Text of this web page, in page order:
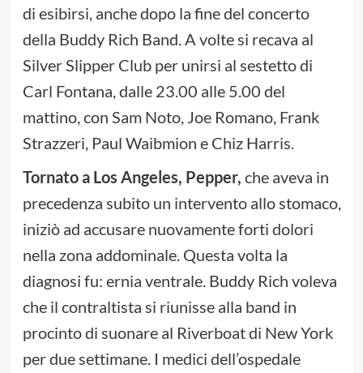
di esibirsi, anche dopo la fine del concerto
della Buddy Rich Band. A volte si recava al
Silver Slipper Club per unirsi al sestetto di
Carl Fontana, dalle 23.00 alle 5.00 del
mattino, con Sam Noto, Joe Romano, Frank
Strazzeri, Paul Waibmion e Chiz Harris.
Tornato a Los Angeles, Pepper, che aveva in
precedenza subito un intervento allo stomaco,
iniziò ad accusare nuovamente forti dolori
nella zona addominale. Questa volta la
diagnosi fu: ernia ventrale. Buddy Rich voleva
che il contraltista si riunisse alla band in
procinto di suonare al Riverboat di New York
per due settimane. I medici dell’ospedale